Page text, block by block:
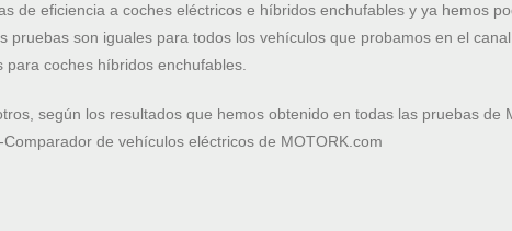
de eficiencia a coches eléctricos e híbridos enchufables y ya hemos
son iguales para todos los vehículos que probamos en el
para coches híbridos enchufables.
según los resultados que hemos obtenido en todas las pruebas de
de vehículos eléctricos de MOTORK.com